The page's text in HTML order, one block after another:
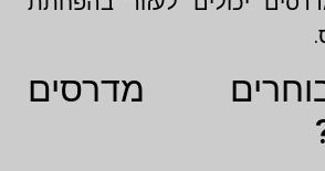
מדרסים